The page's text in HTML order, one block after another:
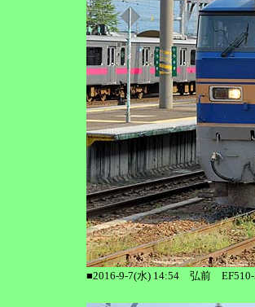
■2016-9-7(水) 14:54 弘前